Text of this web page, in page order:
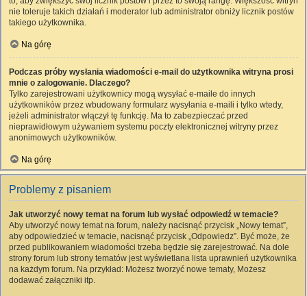
nie toleruje takich działań i moderator lub administrator obniży licznik postów
takiego użytkownika.
Na górę
Podczas próby wysłania wiadomości e-mail do użytkownika witryna prosi
mnie o zalogowanie. Dlaczego?
Tylko zarejestrowani użytkownicy mogą wysyłać e-maile do innych
użytkowników przez wbudowany formularz wysyłania e-maili i tylko wtedy,
jeżeli administrator włączył tę funkcję. Ma to zabezpieczać przed
nieprawidłowym używaniem systemu poczty elektronicznej witryny przez
anonimowych użytkowników.
Na górę
Problemy z pisaniem
Jak utworzyć nowy temat na forum lub wysłać odpowiedź w temacie?
Aby utworzyć nowy temat na forum, należy nacisnąć przycisk „Nowy temat”,
aby odpowiedzieć w temacie, nacisnąć przycisk „Odpowiedz”. Być może, że
przed publikowaniem wiadomości trzeba będzie się zarejestrować. Na dole
strony forum lub strony tematów jest wyświetlana lista uprawnień użytkownika
na każdym forum. Na przykład: Możesz tworzyć nowe tematy, Możesz
dodawać załączniki itp.